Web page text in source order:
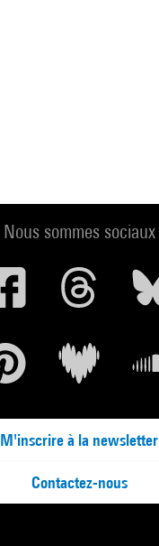
Nous sommes sociaux
M'inscrire à la newsletter
Contactez-nous